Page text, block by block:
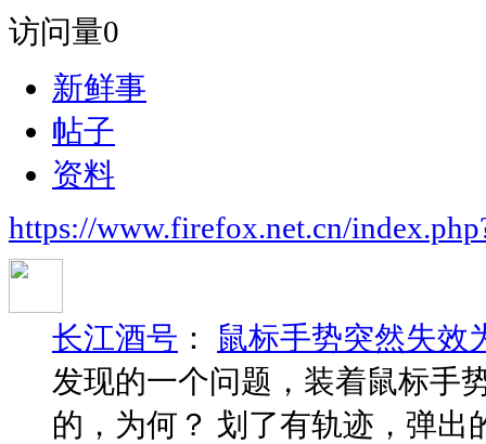
访问量0
新鲜事
帖子
资料
https://www.firefox.net.cn/
长江酒号 ： 鼠标手势突然失效
发现的一个问题，装着鼠标手
的，为何？ 划了有轨迹，弹